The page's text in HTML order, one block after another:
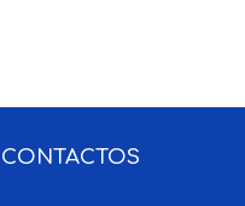
CONTACTOS